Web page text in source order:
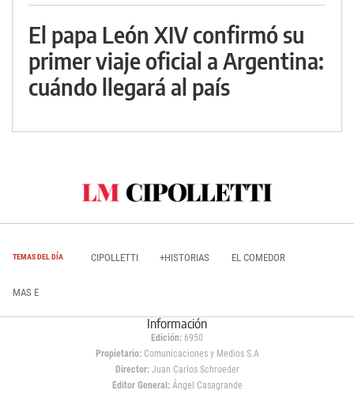
El papa León XIV confirmó su
primer viaje oficial a Argentina:
cuándo llegará al país
TEMAS DEL DÍA CIPOLLETTI +HISTORIAS EL COMEDOR
MAS E
Información
Edición: 6950
Propietario:Comunicaciones y Medios S.A
Director: Juan Carlos Schroeder
Editor General:Ángel Casagrande